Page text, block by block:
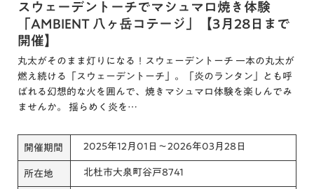
スウェーデントーチでマシュマロ焼き体験
「AMBIENT 八ヶ岳コテージ」【3月28日まで
開催】
丸太がそのまま灯りになる！スウェーデントーチ 一本の丸太が
燃え続ける「スウェーデントーチ」。「炎のランタン」とも呼
ばれる幻想的な火を囲んで、焼きマシュマロ体験を楽しんでみ
ませんか。 揺らめく炎を…
開催期間 2025年12月01日～2026年03月28日
所在地 北杜市大泉町谷戸8741